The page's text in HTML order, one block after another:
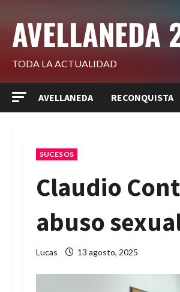
contenido
AVELLANEDA
TODA LA ACTUALIDAD
AVELLANEDA RECONQUISTA
SUCESOS
Claudio
abuso
Lucas 13 agosto, 2025